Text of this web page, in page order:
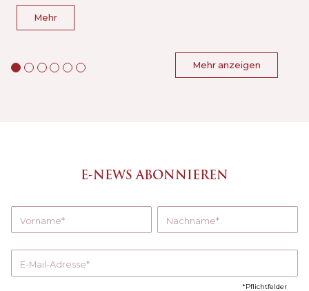
Mehr
Mehr anzeigen
E-NEWS ABONNIEREN
Vorname Nachname
E-Mail-Adresse
Pflichtfelder